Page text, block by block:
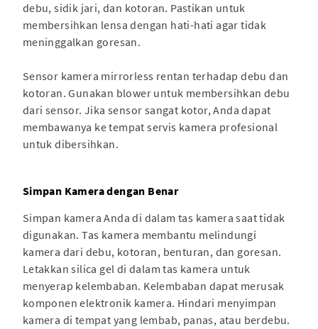
debu, sidik jari, dan kotoran. Pastikan untuk
membersihkan lensa dengan hati-hati agar tidak
meninggalkan goresan.
Sensor kamera mirrorless rentan terhadap debu dan
kotoran. Gunakan blower untuk membersihkan debu
dari sensor. Jika sensor sangat kotor, Anda dapat
membawanya ke tempat servis kamera profesional
untuk dibersihkan.
Simpan Kamera dengan Benar
Simpan kamera Anda di dalam tas kamera saat tidak
digunakan. Tas kamera membantu melindungi
kamera dari debu, kotoran, benturan, dan goresan.
Letakkan silica gel di dalam tas kamera untuk
menyerap kelembaban. Kelembaban dapat merusak
komponen elektronik kamera. Hindari menyimpan
kamera di tempat yang lembab, panas, atau berdebu.